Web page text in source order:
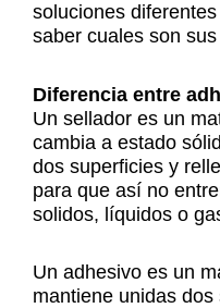
soluciones
saber cuales son
Diferencia entre
Un sellador es un
cambia a estado
dos superficies y
para que así no
solidos, líquidos o
Un adhesivo es un
mantiene unidas